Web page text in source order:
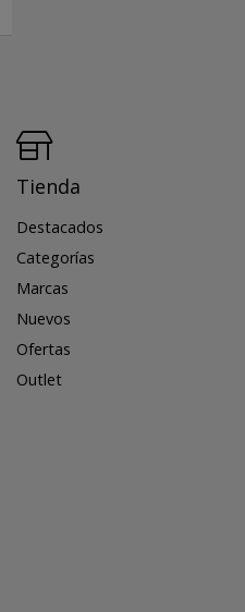
Tienda
Destacados
Categorías
Marcas
Nuevos
Ofertas
Outlet